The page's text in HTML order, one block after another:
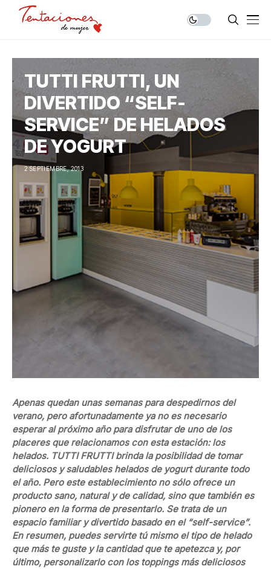
TUTTI FRUTTI, UN
DIVERTIDO “SELF-
SERVICE” DE HELADOS
DE YOGURT
2 SEPTIEMBRE, 2013
Apenas quedan unas semanas para despedirnos del
verano, pero afortunadamente ya no es necesario
esperar al próximo año para disfrutar de uno de los
placeres que relacionamos con esta estación: los
helados. TUTTI FRUTTI brinda la posibilidad de tomar
deliciosos y saludables helados de yogurt durante todo
el año. Pero este establecimiento no sólo ofrece un
producto sano, natural y de calidad, sino que también es
pionero en la forma de presentarlo. Se trata de un
espacio familiar y divertido basado en el “self-service”.
En resumen, puedes servirte tú mismo el tipo de helado
que más te guste y la cantidad que te apetezca y, por
último, personalizarlo con los toppings más deliciosos